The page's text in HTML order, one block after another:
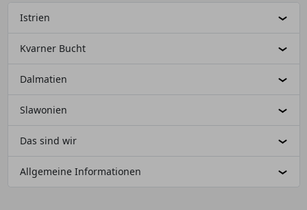
Istrien
Kvarner Bucht
Dalmatien
Slawonien
Das sind wir
Allgemeine Informationen